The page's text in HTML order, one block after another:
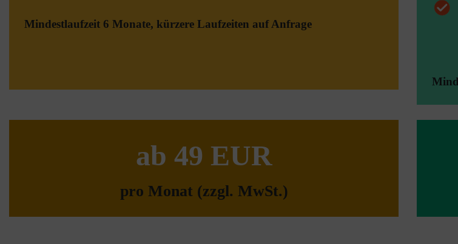
Mindestlaufzeit 6 Monate, kürzere Laufzeiten auf Anfrage
ab 49 EUR
pro Monat (zzgl. MwSt.)